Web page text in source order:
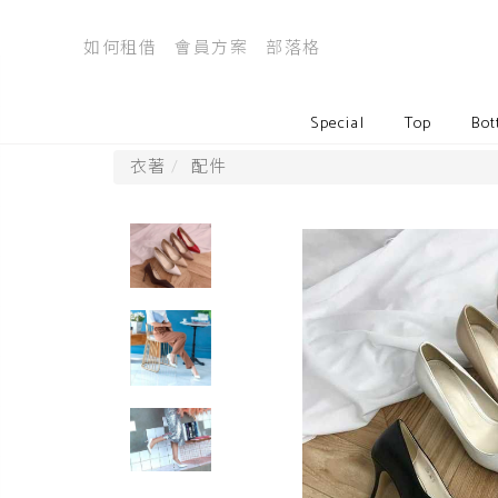
如何租借 會員方案 部落格
Special Top
衣著 配件